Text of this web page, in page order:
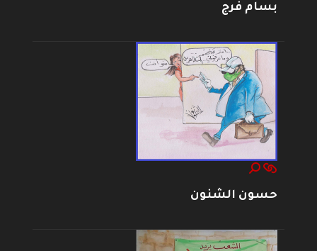
بسام فرج
حسون الشنون